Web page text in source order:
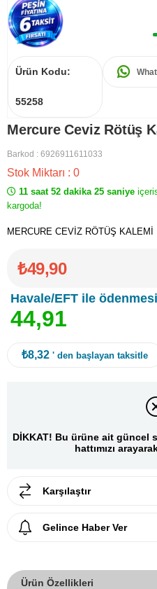
Ürün Kodu:
55258
Mercure Ceviz Rötüş
Barkod : 6926911611033
Stok Miktarı : 0
11 saat 52 dakika 25 saniye
kargoda!
MERCURE CEVİZ RÖTÜŞ KALEMİ
₺49,90
Havale/EFT ile
44,91
₺8,32 ' den başlayan taksitle
DİKKAT! Bu ürüne ait güncel
hattımızı
Karşılaştır
Gelince Haber Ver
Ürün Özellikleri